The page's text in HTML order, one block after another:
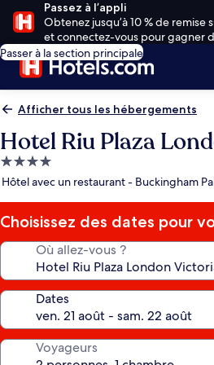
Passez à l’appli
Obtenez jusqu’à 10 % de remise
et connectez-vous pour gagner
Passer à la section principale
Afficher tous les hébergements
Hotel Riu Plaza
Hébergement
4.0 étoiles
Hôtel avec un restaurant - Buckingham
Choisissez des dates pour
Où allez-vous ?
Dates
Voyageurs